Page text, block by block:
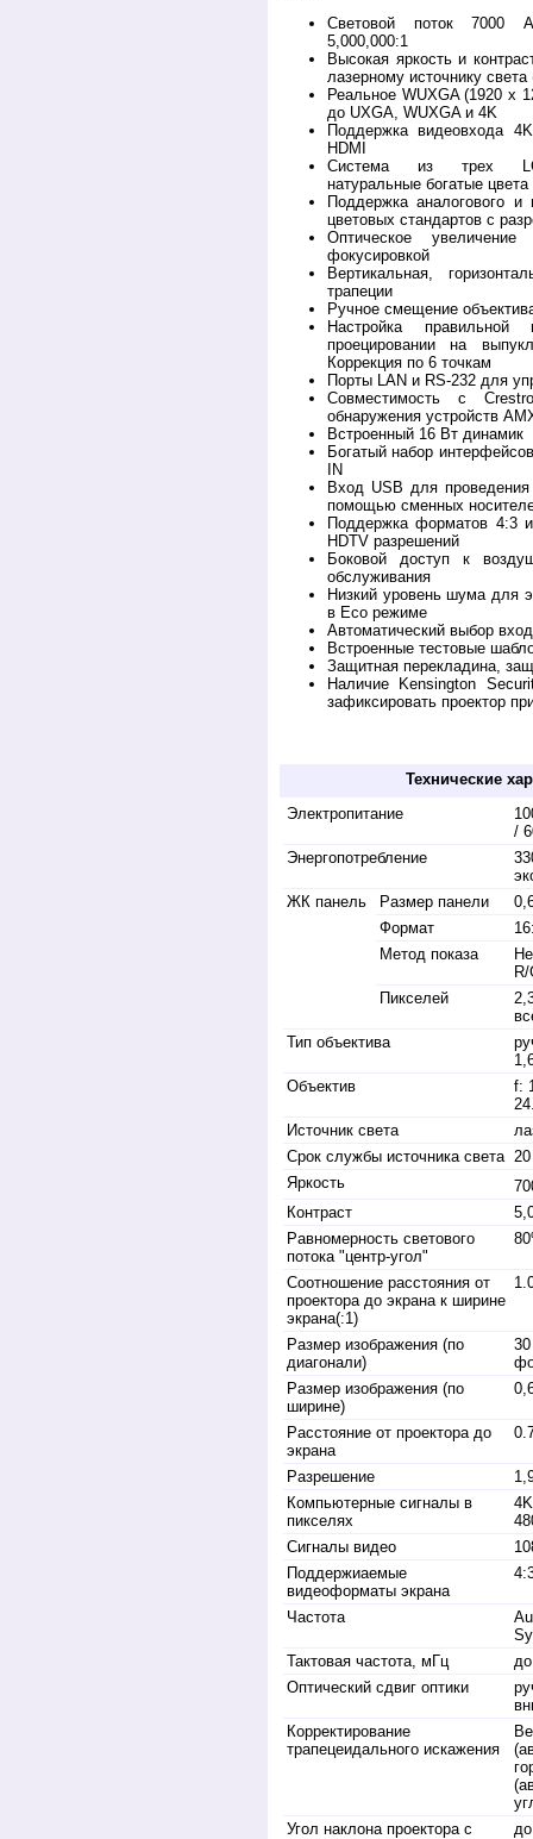
Световой поток 7000
5,000,000:1
Высокая яркость и
лазерному источнику
Реальное WUXGA (1920 х
до UXGA, WUXGA и 4K
Поддержка видеовхода
HDMI
Система из трех
натуральные богатые цвета
Поддержка аналогового и
цветовых стандартов с
Оптическое
фокусировкой
Вертикальная,
трапеции
Ручное смещение
Настройка правильной
проецировании на
Коррекция по 6 точкам
Порты LAN и RS-232 для
Совместимость с
обнаружения устройств
Встроенный 16 Вт динамик
Богатый набор
IN
Вход USB для
помощью сменных
Поддержка форматов 4:3
HDTV разрешений
Боковой доступ к
обслуживания
Низкий уровень шума для
в Eco режиме
Автоматический выбор
Встроенные тестовые
Защитная перекладина,
Наличие Kensington
зафиксировать проектор
Технические
Электропитание
/
Энергопотребление
ЖК панель
Размер панели
Формат
Метод показа
Пикселей
Тип объектива
Объектив
f:
Источник света
Срок службы источника света
Яркость
Контраст
Равномерность светового
потока "центр-угол"
Соотношение расстояния от
проектора до экрана к ширине
экрана(:1)
Размер изображения (по
диагонали)
Размер изображения (по
ширине)
Расстояние от проектора до
экрана
Разрешение
Компьютерные сигналы в
пикселях
Cигналы видео
Поддержиаемые
видеоформаты экрана
Частота
Тактовая частота, мГц
Оптический сдвиг оптики
Корректирование
трапецеидального искажения
Угол наклона проектора с